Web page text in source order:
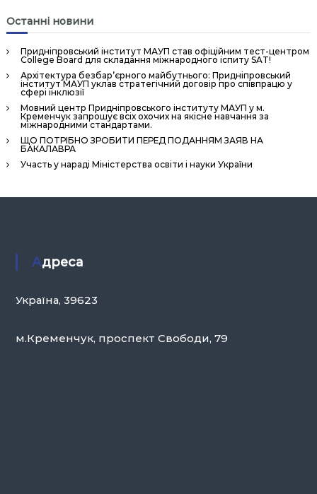
Останні новини
Придніпровський інститут МАУП став офіційним тест-центром
College Board для складання міжнародного іспиту SAT!
Архітектура безбар’єрного майбутнього: Придніпровський
інститут МАУП уклав стратегічний договір про співпрацю у
сфері інклюзії
Мовний центр Придніпровського інституту МАУП у м.
Кременчук запрошує всіх охочих на якісне навчання за
міжнародними стандартами.
ЩО ПОТРІБНО ЗРОБИТИ ПЕРЕД ПОДАННЯМ ЗАЯВ НА
БАКАЛАВРА
Участь у нараді Міністерства освіти і науки України
Адреса
Україна, 39623
м.Кременчук, проспект Свободи, 79